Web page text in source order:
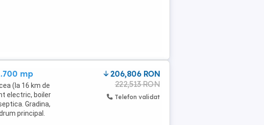
mp
(la 16 km de
electric, boiler
Gradina,
principal.
206,806 RON
222,513 RON
Telefon validat